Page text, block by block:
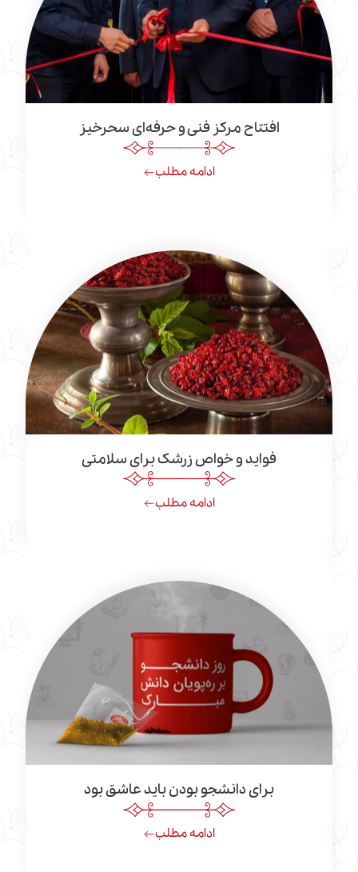
افتتاح مرکز فنی و حرفه‌ای سحرخیز
فواید و خواص زرشک برای سلامتی
برای دانشجو بودن باید عاشق بود